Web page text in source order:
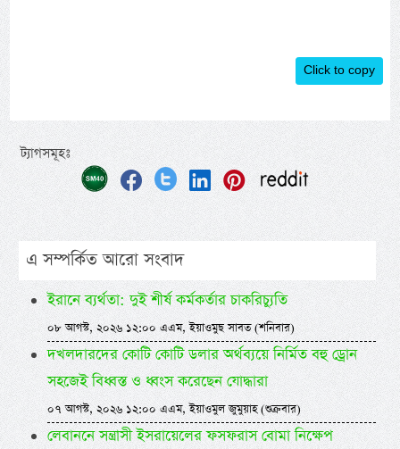
Click to copy
ট্যাগসমূহঃ
এ সম্পর্কিত আরো সংবাদ
ইরানে ব্যর্থতা: দুই শীর্ষ কর্মকর্তার চাকরিচ্যুতি
০৮ আগস্ট, ২০২৬ ১২:০০ এএম, ইয়াওমুছ সাবত (শনিবার)
দখলদারদের কোটি কোটি ডলার অর্থব্যয়ে নির্মিত বহু ড্রোন
সহজেই বিধ্বস্ত ও ধ্বংস করেছেন যোদ্ধারা
০৭ আগস্ট, ২০২৬ ১২:০০ এএম, ইয়াওমুল জুমুয়াহ (শুক্রবার)
লেবাননে সন্ত্রাসী ইসরায়েলের ফসফরাস বোমা নিক্ষেপ